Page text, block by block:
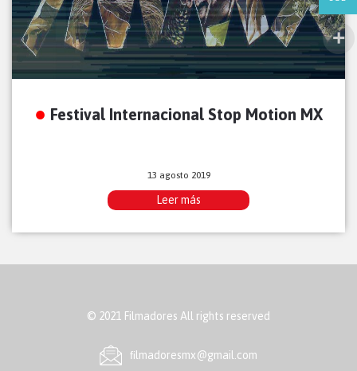
Festival Internacional Stop Motion MX
13 agosto 2019
Leer más
© 2021 Filmadores All rights reserved
ﬁlmadoresmx@gmail.com